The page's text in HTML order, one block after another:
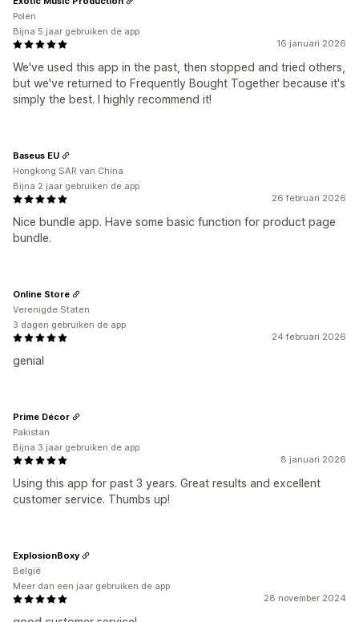
16 januari 2026
We've used this app in the past, then stopped and tried others,
but we've returned to Frequently Bought Together because it's
simply the best. I highly recommend it!
Polen
Bijna 5 jaar gebruiken de app
26 februari 2026
Nice bundle app. Have some basic function for product page
bundle.
Baseus EU
Hongkong SAR van China
Bijna 2 jaar gebruiken de app
24 februari 2026
genial
Online Store
Verenigde Staten
3 dagen gebruiken de app
8 januari 2026
Using this app for past 3 years. Great results and excellent
customer service. Thumbs up!
Prime Décor
Pakistan
Bijna 3 jaar gebruiken de app
28 november 2024
ExplosionBoxy
België
Meer dan een jaar gebruiken de app